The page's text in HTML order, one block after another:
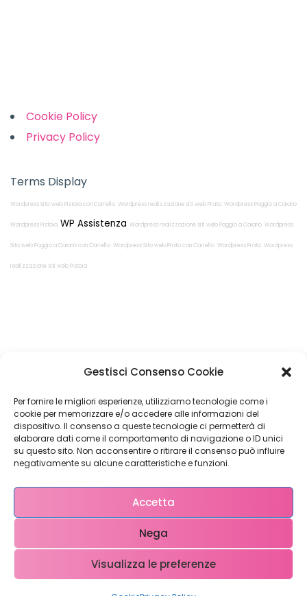
Gestisci Consenso Cookie
Per fornire le migliori esperienze, utilizziamo tecnologie come i
cookie per memorizzare e/o accedere alle informazioni del
dispositivo. Il consenso a queste tecnologie ci permetterà di
elaborare dati come il comportamento di navigazione o ID unici
su questo sito. Non acconsentire o ritirare il consenso può influire
negativamente su alcune caratteristiche e funzioni.
Accetta
Nega
Visualizza le preferenze
Cookie Policy
Privacy Policy
Terms Display
Wordpress Sito web Pistoia con Carrello Wordpress realizzazione siti web Prato Wordpress Poggio a Caiano
Wordpress Pistoia WP Assistenza Wordpress realizzazione siti web Poggio a Caiano Wordpress
Sito web Poggio a Caiano con Carrello Wordpress Sito web Prato con Carrello Wordpress Prato Wordpress
realizzazione siti web Pistoia
Restiamo in
contatto!
Come possiamo Aiutarti?
Copyright © 2023 WebX – P.iva 0708951048 – info@ webx.it